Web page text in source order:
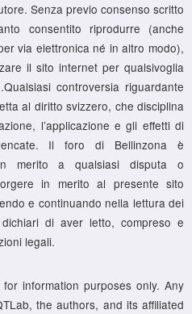
Senza previo consenso scritto
consentito riprodurre (anche
via elettronica né in altro modo),
il sito internet per qualsivoglia
controversia riguardante
al diritto svizzero, che disciplina
l’applicazione e gli effetti di
Il foro di Bellinzona è
in merito a qualsiasi disputa o
in merito al presente sito
e continuando nella lettura dei
di aver letto, compreso e
legali.
information purposes only. Any
the authors, and its affiliated